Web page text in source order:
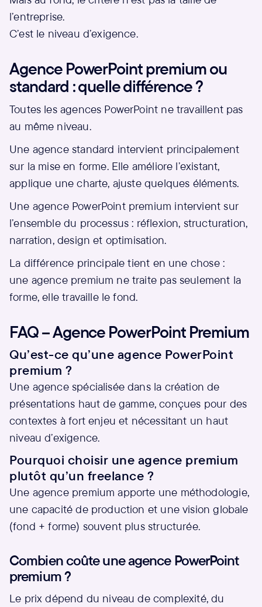
l’entreprise.
C’est le niveau d’exigence.
Agence PowerPoint premium ou
standard : quelle différence ?
Toutes les agences PowerPoint ne travaillent pas
au même niveau.
Une agence standard intervient principalement
sur la mise en forme. Elle améliore l’existant,
applique une charte, ajuste quelques éléments.
Une agence PowerPoint premium intervient sur
l’ensemble du processus : réflexion, structuration,
narration, design et optimisation.
La différence principale tient en une chose :
une agence premium ne traite pas seulement la
forme, elle travaille le fond.
FAQ – Agence PowerPoint Premium
Qu’est-ce qu’une agence PowerPoint
premium ?
Une agence spécialisée dans la création de
présentations haut de gamme, conçues pour des
contextes à fort enjeu et nécessitant un haut
niveau d’exigence.
Pourquoi choisir une agence premium
plutôt qu’un freelance ?
Une agence premium apporte une méthodologie,
une capacité de production et une vision globale
(fond + forme) souvent plus structurée.
Combien coûte une agence PowerPoint
premium ?
Le prix dépend du niveau de complexité, du